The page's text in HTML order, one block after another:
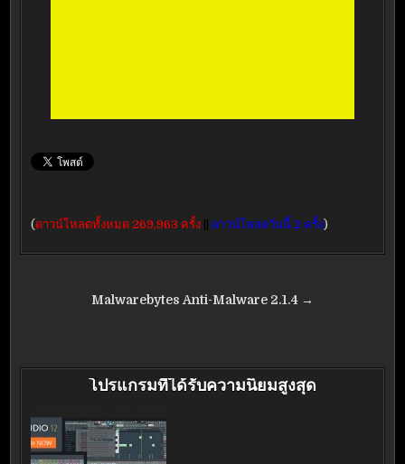
(ดาวน์โหลดทั้งหมด 269,963 ครั้ง ดาวน์โหลดวันนี้ 2 ครั้ง)
แนะแนวMalwarebytes Anti-Malware 2.1.4 →
โปรแกรมที่ได้รับความนิยมสูงสุด